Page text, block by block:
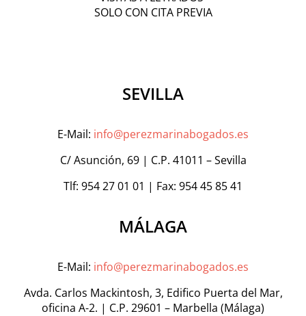
SOLO CON CITA PREVIA
SEVILLA
E-Mail: info@perezmarinabogados.es
C/ Asunción, 69 | C.P. 41011 – Sevilla
Tlf: 954 27 01 01 | Fax: 954 45 85 41
MÁLAGA
E-Mail: info@perezmarinabogados.es
Avda. Carlos Mackintosh, 3, Edifico Puerta del Mar,
oficina A-2. | C.P. 29601 – Marbella (Málaga)